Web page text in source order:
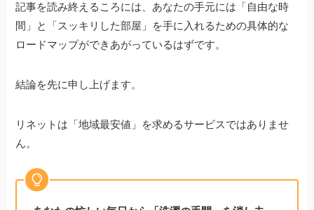
記事を読み終えるころには、あなたの手元には「自由な時
間」と「スッキリした部屋」を手に入れるための具体的な
ロードマップができあがっているはずです。
結論を先に申し上げます。
リネットは「地域最安値」を求めるサービスではありませ
ん。